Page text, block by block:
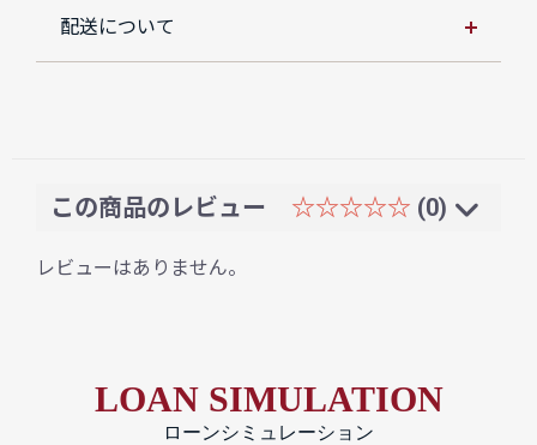
配送について
この商品のレビュー ☆☆☆☆☆ (0)
レビューはありません。
LOAN SIMULATION
ローンシミュレーション